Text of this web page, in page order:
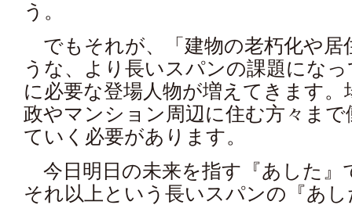
う。
でもそれが、「建物の老朽化や居
うな、より長いスパンの課題にな
に必要な登場人物が増えてきます
政やマンション周辺に住む方々ま
ていく必要があります。
今日明日の未来を指す『あした』
それ以上という長いスパンの『あ